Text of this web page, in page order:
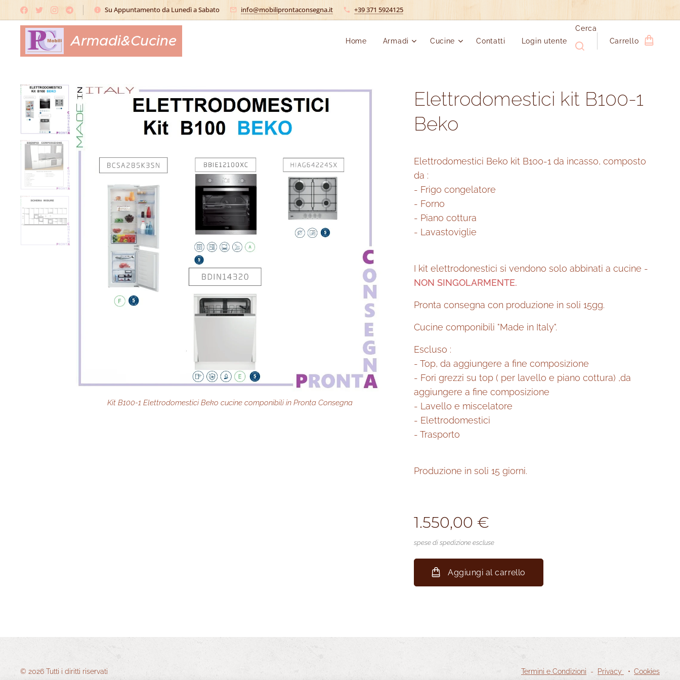
Su Appuntamento da Lunedì a Sabato info@mobiliprontaconsegna.it +39 371 5924125
Armadi&Cucine Home Armadi Cucine Contatti Login utente
Cerca
Carrello
Elettrodomestici kit B100-1
Beko
Kit B100-1 Elettrodomestici Beko cucine componibili in Pronta Consegna
Esempio composizione cucina componibile in Pronta Consegna
Schema misure cucina componibile in Pronta Consegna
Elettrodomestici Beko kit B100-1 da incasso, composto
da :
- Frigo congelatore
- Forno
- Piano cottura
- Lavastoviglie
I kit elettrodonestici si vendono solo abbinati a cucine -
NON SINGOLARMENTE.
Pronta consegna con produzione in soli 15gg.
Cucine componibili "Made in Italy".
Escluso :
- Top, da aggiungere a fine composizione
- Fori grezzi su top ( per lavello e piano cottura) ,da
aggiungere a fine composizione
- Lavello e miscelatore
- Elettrodomestici
- Trasporto
Produzione in soli 15 giorni.
1.550,00 €
spese di spedizione escluse
Aggiungi al carrello
© 2026 Tutti i diritti riservati Termini e Condizioni - Privacy Cookies